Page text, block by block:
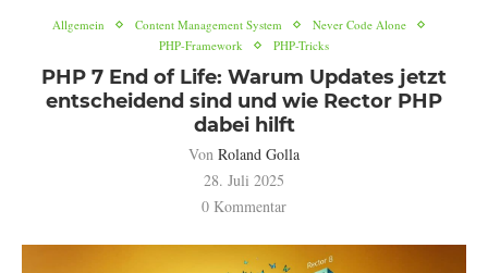
Allgemein Content Management System
Never Code Alone
PHP-Framework
PHP-Tricks
PHP 7 End of Life: Warum Updates jetzt
entscheidend sind und wie Rector PHP
dabei hilft
Von Roland Golla
28. Juli 2025
0 Kommentar